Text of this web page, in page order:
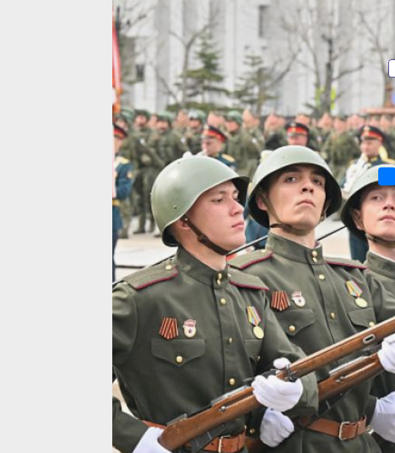
движение
транспорта
На этот раз репетировать будет военная
техника
Фото:
Пресс-служба администрации
Хабаровска
В Хабаровске временно изменятся
маршруты общественного транспорта из-
за репетиций Парада Победы, сообщает
пресс-служба администрации краевой
столицы.
27, 29 и 31 августа на площади Ленина
будут проходить репетиции с участием
военной техники. В связи с этим, с 13:00
до 19:00 27 и 29 августа, а также с 07:00
до 10:00 31 августа будет ограничено
движение по улице Пушкина от улицы
Ленина до Амурского бульвара.
Изменения коснутся троллейбусных
маршрутов № 1, 4, 9 и автобусных
маршрутов № 14, 19, 34, 56, 61К, 82, 21,
29К. В направлении центра города
троллейбусы будут объезжать по улицам
Синельникова, Ким Ю Чена и Московской.
Автобусы – по улицам Льва Толстого,
Амурскому бульвару, Дзержинского
и Муравьева-Амурского. Подробные
схемы объезда для каждого маршрута
можно найти на сайте администрации
города.
Администрация города приносит
извинения за доставленные неудобства
Анна Лесив